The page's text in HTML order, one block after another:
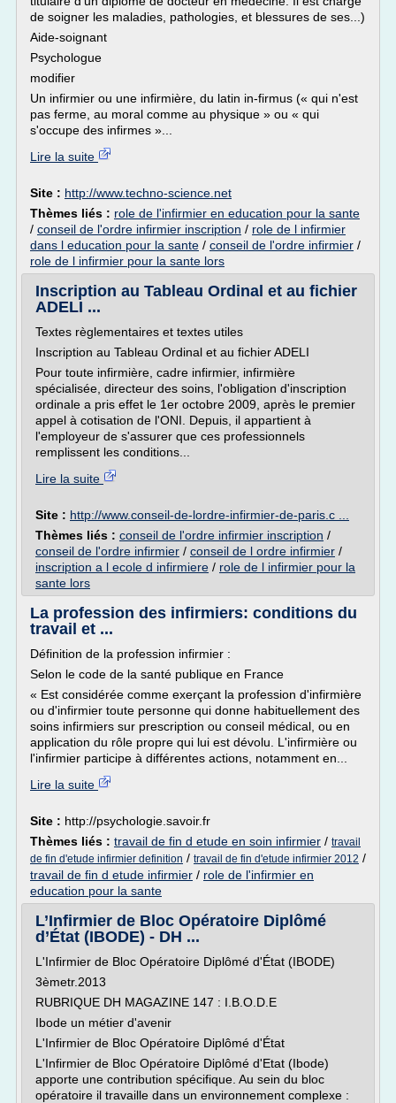
de soigner les maladies, pathologies, et blessures de ses...)
Aide-soignant
Psychologue
modifier
Un infirmier ou une infirmière, du latin in-firmus (« qui n'est
pas ferme, au moral comme au physique » ou « qui
s'occupe des infirmes »...
Lire la suite
Site : http://www.techno-science.net
Thèmes liés : role de l'infirmier en education pour la sante
/ conseil de l'ordre infirmier inscription / role de l infirmier
dans l education pour la sante / conseil de l'ordre infirmier /
role de l infirmier pour la sante lors
Inscription au Tableau Ordinal et au fichier
ADELI ...
Textes règlementaires et textes utiles
Inscription au Tableau Ordinal et au fichier ADELI
Pour toute infirmière, cadre infirmier, infirmière
spécialisée, directeur des soins, l'obligation d'inscription
ordinale a pris effet le 1er octobre 2009, après le premier
appel à cotisation de l'ONI. Depuis, il appartient à
l'employeur de s'assurer que ces professionnels
remplissent les conditions...
Lire la suite
Site : http://www.conseil-de-lordre-infirmier-de-paris.c ...
Thèmes liés : conseil de l'ordre infirmier inscription /
conseil de l'ordre infirmier / conseil de l ordre infirmier /
inscription a l ecole d infirmiere / role de l infirmier pour la
sante lors
La profession des infirmiers: conditions du
travail et ...
Définition de la profession infirmier :
Selon le code de la santé publique en France
« Est considérée comme exerçant la profession d'infirmière
ou d'infirmier toute personne qui donne habituellement des
soins infirmiers sur prescription ou conseil médical, ou en
application du rôle propre qui lui est dévolu. L'infirmière ou
l'infirmier participe à différentes actions, notamment en...
Lire la suite
Site : http://psychologie.savoir.fr
Thèmes liés : travail de fin d etude en soin infirmier / travail
de fin d'etude infirmier definition / travail de fin d'etude infirmier 2012 /
travail de fin d etude infirmier / role de l'infirmier en
education pour la sante
L’Infirmier de Bloc Opératoire Diplômé
d’État (IBODE) - DH ...
L'Infirmier de Bloc Opératoire Diplômé d'État (IBODE)
3èmetr.2013
RUBRIQUE DH MAGAZINE 147 : I.B.O.D.E
Ibode un métier d'avenir
L'Infirmier de Bloc Opératoire Diplômé d'État
L'Infirmier de Bloc Opératoire Diplômé d'Etat (Ibode)
apporte une contribution spécifique. Au sein du bloc
opératoire il travaille dans un environnement complexe :